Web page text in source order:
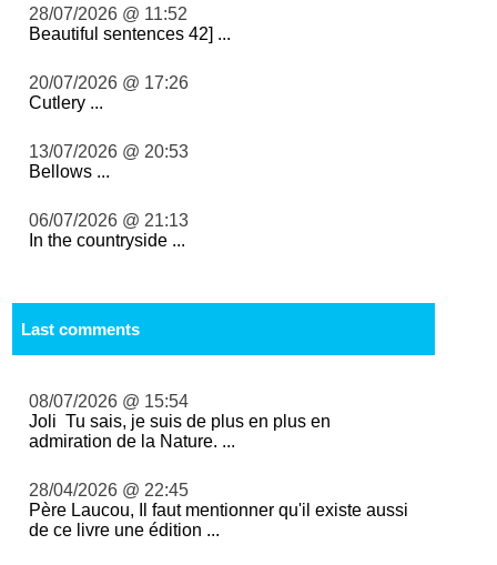
28/07/2026 @ 11:52
Beautiful sentences 42] ...
20/07/2026 @ 17:26
Cutlery ...
13/07/2026 @ 20:53
Bellows ...
06/07/2026 @ 21:13
In the countryside ...
Last comments
08/07/2026 @ 15:54
Joli Tu sais, je suis de plus en plus en
admiration de la Nature. ...
28/04/2026 @ 22:45
Père Laucou, Il faut mentionner qu'il existe aussi
de ce livre une édition ...